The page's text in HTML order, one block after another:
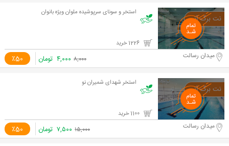
استخر و سونای سرپوشیده ملوان ویژه بانوان
٪50 میدان رسالت ۸,۰۰۰ ۴,۰۰۰ تومان
استخر شهدای شمیران نو
٪50 میدان رسالت ۱۵,۰۰۰ ۷,۵۰۰ تومان